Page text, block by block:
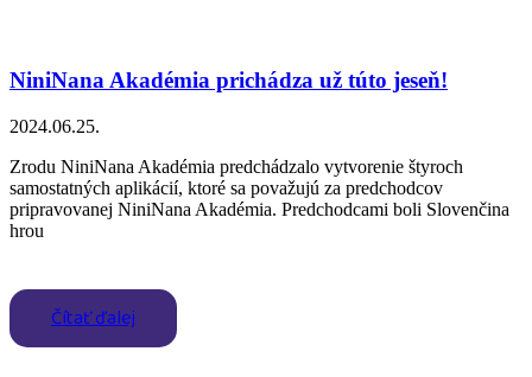
NiniNana Akadémia prichádza už túto jeseň!
2024.06.25.
Zrodu NiniNana Akadémia predchádzalo vytvorenie štyroch
samostatných aplikácií, ktoré sa považujú za predchodcov
pripravovanej NiniNana Akadémia. Predchodcami boli Slovenčina
hrou
Čítať ďalej